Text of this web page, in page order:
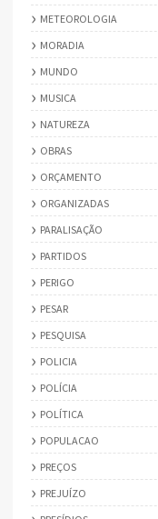
METEOROLOGIA
MORADIA
MUNDO
MUSICA
NATUREZA
OBRAS
ORÇAMENTO
ORGANIZADAS
PARALISAÇÃO
PARTIDOS
PERIGO
PESAR
PESQUISA
POLICIA
POLÍCIA
POLÍTICA
POPULACAO
PREÇOS
PREJUÍZO